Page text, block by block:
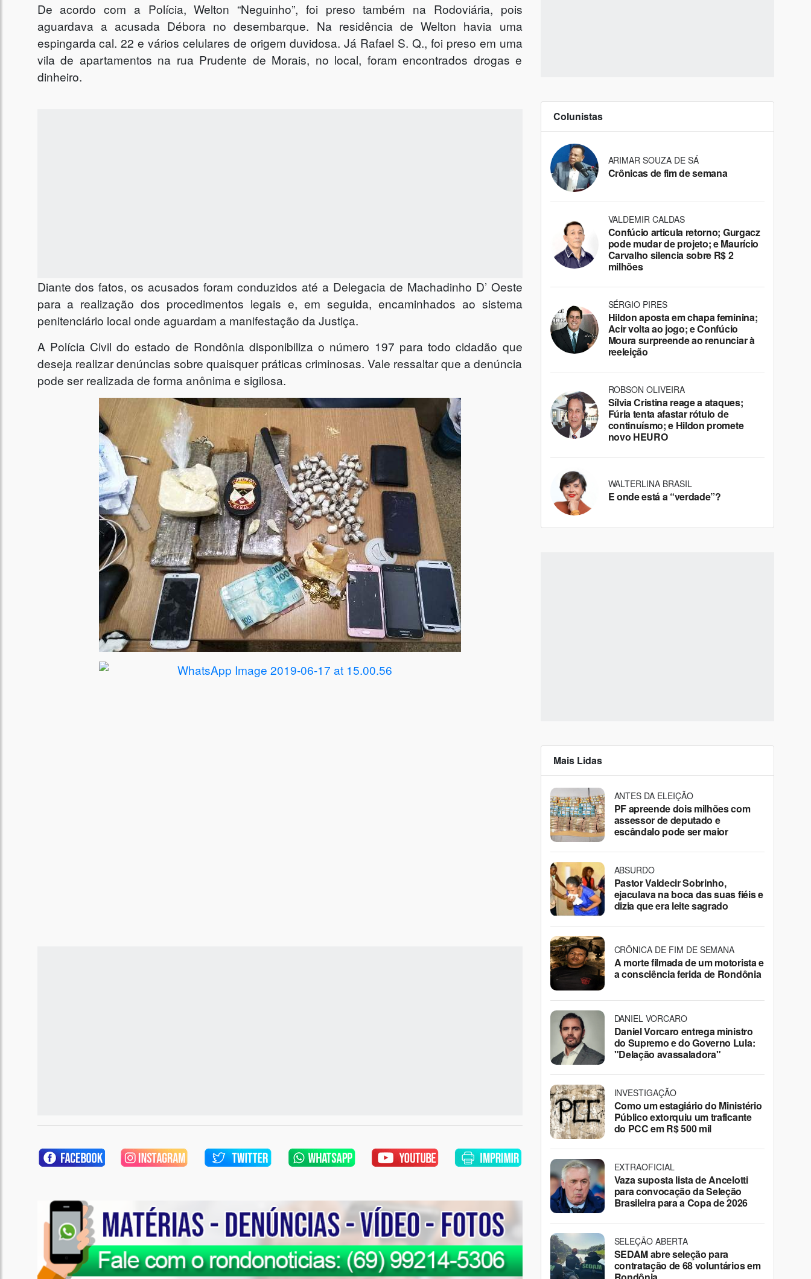
De acordo com a Polícia, Welton “Neguinho”, foi preso também na Rodoviária, pois
aguardava a acusada Débora no desembarque. Na residência de Welton havia uma
espingarda cal. 22 e vários celulares de origem duvidosa. Já Rafael S. Q., foi preso em uma
vila de apartamentos na rua Prudente de Morais, no local, foram encontrados drogas e
dinheiro.
Diante dos fatos, os acusados foram conduzidos até a Delegacia de Machadinho D’ Oeste
para a realização dos procedimentos legais e, em seguida, encaminhados ao sistema
penitenciário local onde aguardam a manifestação da Justiça.
A Polícia Civil do estado de Rondônia disponibiliza o número 197 para todo cidadão que
deseja realizar denúncias sobre quaisquer práticas criminosas. Vale ressaltar que a denúncia
pode ser realizada de forma anônima e sigilosa.
Colunistas
ARIMAR SOUZA DE SÁ
Crônicas de fim de semana
VALDEMIR CALDAS
Confúcio articula retorno; Gurgacz
pode mudar de projeto; e Maurício
Carvalho silencia sobre R$ 2
milhões
SÉRGIO PIRES
Hildon aposta em chapa feminina;
Acir volta ao jogo; e Confúcio
Moura surpreende ao renunciar à
reeleição
ROBSON OLIVEIRA
Sílvia Cristina reage a ataques;
Fúria tenta afastar rótulo de
continuísmo; e Hildon promete
novo HEURO
WALTERLINA BRASIL
E onde está a “verdade”?
Mais Lidas
ANTES DA ELEIÇÃO
PF apreende dois milhões com
assessor de deputado e
escândalo pode ser maior
ABSURDO
Pastor Valdecir Sobrinho,
ejaculava na boca das suas fiéis e
dizia que era leite sagrado
CRÔNICA DE FIM DE SEMANA
A morte filmada de um motorista e
a consciência ferida de Rondônia
DANIEL VORCARO
Daniel Vorcaro entrega ministro
do Supremo e do Governo Lula:
"Delação avassaladora"
INVESTIGAÇÃO
Como um estagiário do Ministério
Público extorquiu um traficante
do PCC em R$ 500 mil
EXTRAOFICIAL
Vaza suposta lista de Ancelotti
para convocação da Seleção
Brasileira para a Copa de 2026
SELEÇÃO ABERTA
SEDAM abre seleção para
contratação de 68 voluntários em